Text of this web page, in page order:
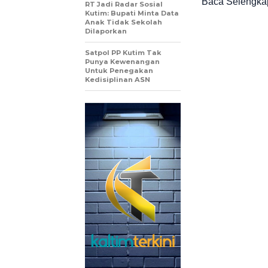
RT Jadi Radar Sosial
Kutim: Bupati Minta Data
Anak Tidak Sekolah
Dilaporkan
Satpol PP Kutim Tak
Punya Kewenangan
Untuk Penegakan
Kedisiplinan ASN